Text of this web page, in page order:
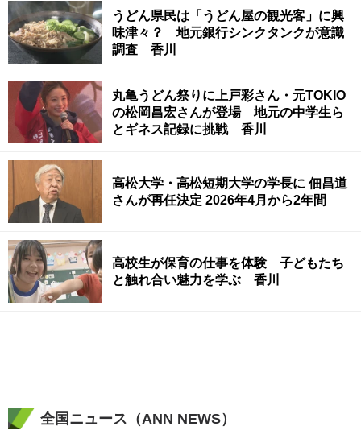
うどん県民は「うどん屋の観光客」に興
味津々？ 地元銀行シンクタンクが意識
調査 香川
丸亀うどん祭りに上戸彩さん・元TOKIO
の松岡昌宏さんが登場 地元の中学生ら
とギネス記録に挑戦 香川
高松大学・高松短期大学の学長に 佃昌道
さんが再任決定 2026年4月から2年間
高校生が保育の仕事を体験 子どもたち
と触れ合い魅力を学ぶ 香川
全国ニュース（ANN NEWS）